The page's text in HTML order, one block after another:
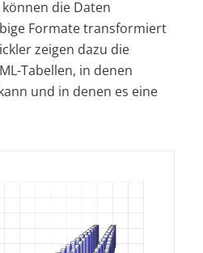
die Daten
Formate transformiert
zeigen dazu die
Tabellen, in denen
und in denen es eine